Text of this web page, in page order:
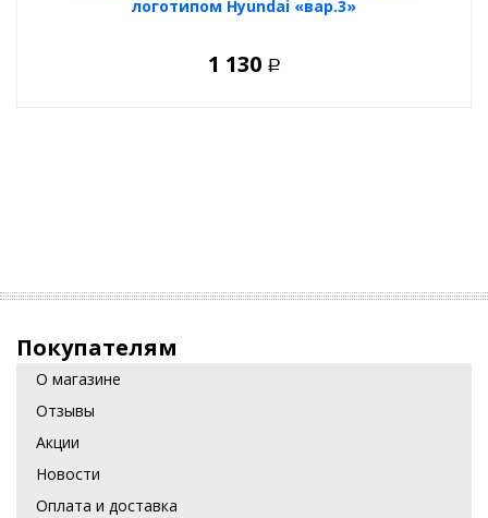
логотипом Hyundai «вар.3»
1 130 Р
Покупателям
О магазине
Отзывы
Акции
Новости
Оплата и доставка